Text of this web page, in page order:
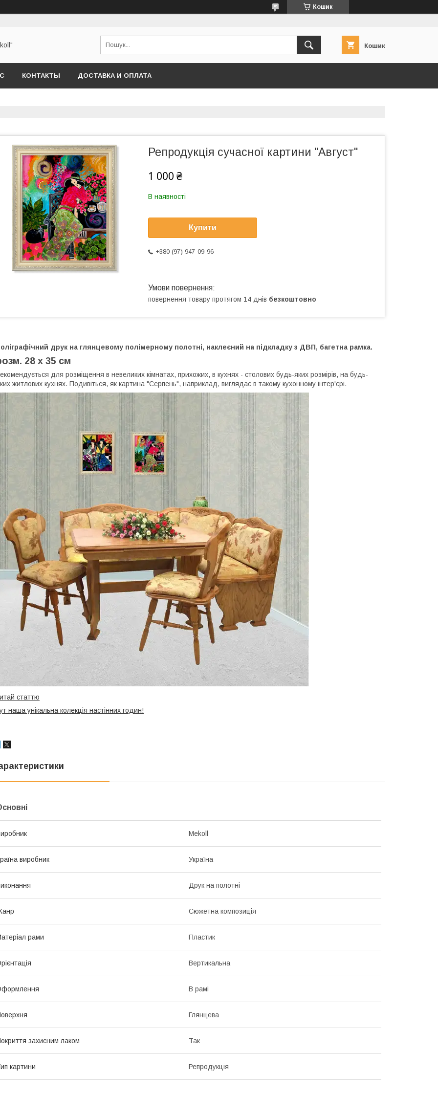
Кошик
Кошик
КОНТАКТЫ ДОСТАВКА И ОПЛАТА
Репродукція сучасної картини "Август"
1 000 ₴
В наявності
Купити
+380 (97) 947-09-96
повернення товару протягом 14 днів безкоштовно
друк на глянцевому полімерному полотні, наклеєний на підкладку з ДВП, багетна рамка.
28 х 35 см
для розміщення в невеликих кімнатах, прихожих, в кухнях - столових будь-яких розмірів, на будь-
житлових кухнях. Подивіться, як картина "Серпень", наприклад, виглядає в такому кухонному інтер'єрі.
статтю
наша унікальна колекція настінних годин!
Mekoll
виробник Україна
Друк на полотні
Сюжетна композиція
рами Пластик
Вертикальна
В рамі
Глянцева
захисним лаком Так
картини Репродукція